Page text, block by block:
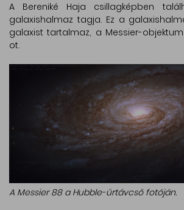
A Bereniké Haja csillagképben
galaxishalmaz tagja. Ez a
galaxist tartalmaz, a Messier-
ot.
A Messier 88 a Hubble-űrtávcső fotóján.